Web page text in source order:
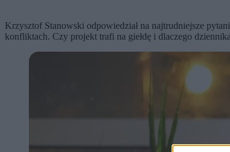
Krzysztof Stanowski odpowiedział na najtrudniejsze
konfliktach. Czy projekt trafi na giełdę i dlaczego